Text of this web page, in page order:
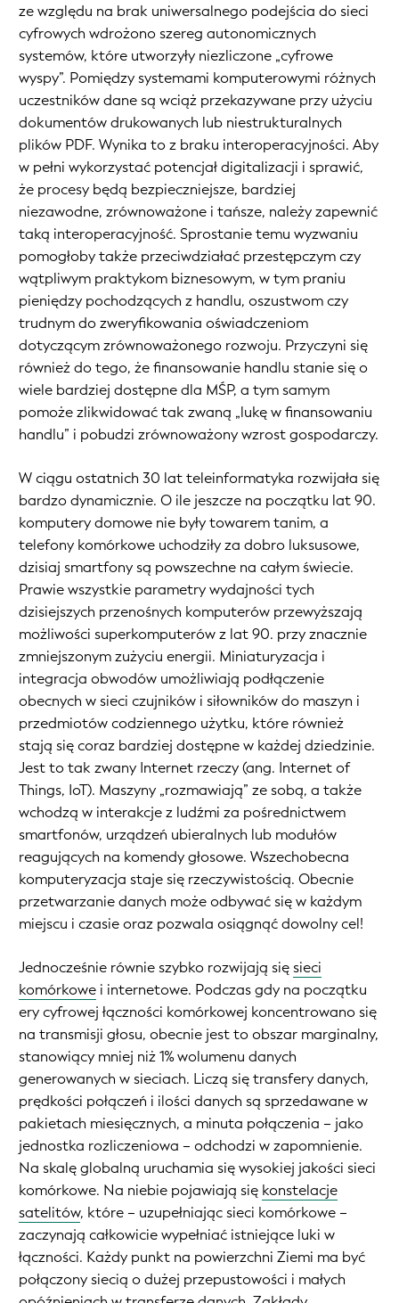
ze względu na brak uniwersalnego podejścia do sieci
cyfrowych wdrożono szereg autonomicznych
systemów, które utworzyły niezliczone „cyfrowe
wyspy”. Pomiędzy systemami komputerowymi różnych
uczestników dane są wciąż przekazywane przy użyciu
dokumentów drukowanych lub niestrukturalnych
plików PDF. Wynika to z braku interoperacyjności. Aby
w pełni wykorzystać potencjał digitalizacji i sprawić,
że procesy będą bezpieczniejsze, bardziej
niezawodne, zrównoważone i tańsze, należy zapewnić
taką interoperacyjność. Sprostanie temu wyzwaniu
pomogłoby także przeciwdziałać przestępczym czy
wątpliwym praktykom biznesowym, w tym praniu
pieniędzy pochodzących z handlu, oszustwom czy
trudnym do zweryfikowania oświadczeniom
dotyczącym zrównoważonego rozwoju. Przyczyni się
również do tego, że finansowanie handlu stanie się o
wiele bardziej dostępne dla MŚP, a tym samym
pomoże zlikwidować tak zwaną „lukę w finansowaniu
handlu” i pobudzi zrównoważony wzrost gospodarczy.
W ciągu ostatnich 30 lat teleinformatyka rozwijała się
bardzo dynamicznie. O ile jeszcze na początku lat 90.
komputery domowe nie były towarem tanim, a
telefony komórkowe uchodziły za dobro luksusowe,
dzisiaj smartfony są powszechne na całym świecie.
Prawie wszystkie parametry wydajności tych
dzisiejszych przenośnych komputerów przewyższają
możliwości superkomputerów z lat 90. przy znacznie
zmniejszonym zużyciu energii. Miniaturyzacja i
integracja obwodów umożliwiają podłączenie
obecnych w sieci czujników i siłowników do maszyn i
przedmiotów codziennego użytku, które również
stają się coraz bardziej dostępne w każdej dziedzinie.
Jest to tak zwany Internet rzeczy (ang. Internet of
Things, IoT). Maszyny „rozmawiają” ze sobą, a także
wchodzą w interakcje z ludźmi za pośrednictwem
smartfonów, urządzeń ubieralnych lub modułów
reagujących na komendy głosowe. Wszechobecna
komputeryzacja staje się rzeczywistością. Obecnie
przetwarzanie danych może odbywać się w każdym
miejscu i czasie oraz pozwala osiągnąć dowolny cel!
Jednocześnie równie szybko rozwijają sięsieci
komórkowe i internetowe. Podczas gdy na początku
ery cyfrowej łączności komórkowej koncentrowano się
na transmisji głosu, obecnie jest to obszar marginalny,
stanowiący mniej niż 1% wolumenu danych
generowanych w sieciach. Liczą się transfery danych,
prędkości połączeń i ilości danych są sprzedawane w
pakietach miesięcznych, a minuta połączenia – jako
jednostka rozliczeniowa – odchodzi w zapomnienie.
Na skalę globalną uruchamia się wysokiej jakości sieci
komórkowe. Na niebie pojawiają się konstelacje
satelitów, które – uzupełniając sieci komórkowe –
zaczynają całkowicie wypełniać istniejące luki w
łączności. Każdy punkt na powierzchni Ziemi ma być
połączony siecią o dużej przepustowości i małych